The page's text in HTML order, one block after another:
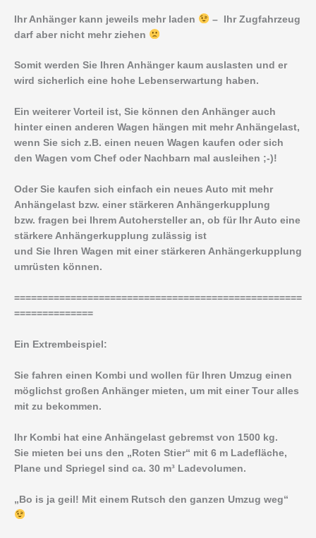
Ihr Anhänger kann jeweils mehr laden
– Ihr Zugfahrzeug
darf aber nicht mehr ziehen
Somit werden Sie Ihren Anhänger kaum auslasten und er
wird sicherlich eine hohe Lebenserwartung haben.
Ein weiterer Vorteil ist, Sie können den Anhänger auch
hinter einen anderen Wagen hängen mit mehr Anhängelast,
wenn Sie sich z.B. einen neuen Wagen kaufen oder sich
den Wagen vom Chef oder Nachbarn mal ausleihen ;-)!
Oder Sie kaufen sich einfach ein neues Auto mit mehr
Anhängelast bzw. einer stärkeren Anhängerkupplung
bzw. fragen bei Ihrem Autohersteller an, ob für Ihr Auto eine
stärkere Anhängerkupplung zulässig ist
und Sie Ihren Wagen mit einer stärkeren Anhängerkupplung
umrüsten können.
===================================================
==============
Ein Extrembeispiel:
Sie fahren einen Kombi und wollen für Ihren Umzug einen
möglichst großen Anhänger mieten, um mit einer Tour alles
mit zu bekommen.
Ihr Kombi hat eine Anhängelast gebremst von 1500 kg.
Sie mieten bei uns den „Roten Stier“ mit 6 m Ladefläche,
Plane und Spriegel sind ca. 30 m³ Ladevolumen.
„Bo is ja geil! Mit einem Rutsch den ganzen Umzug weg“